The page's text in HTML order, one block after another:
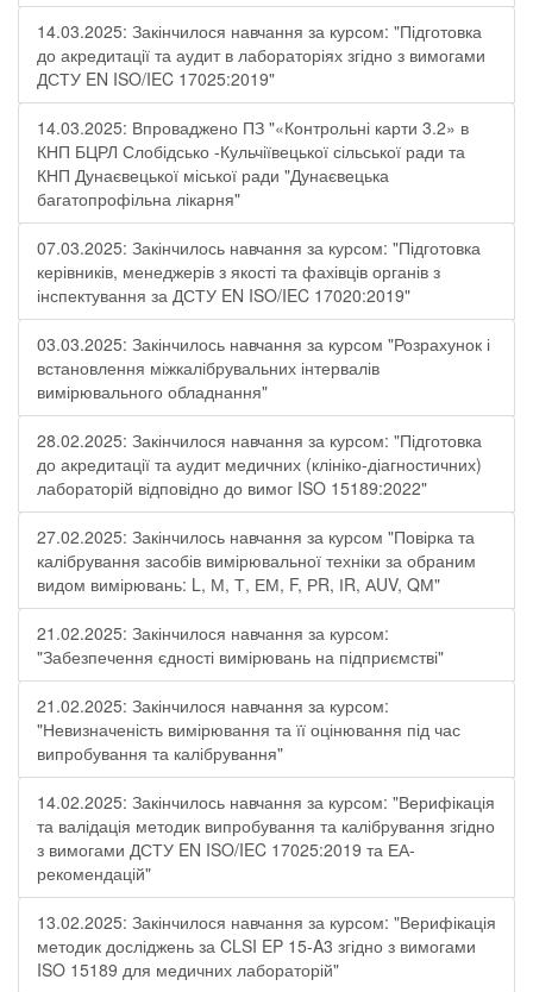
14.03.2025: Закінчилося навчання за курсом: "Підготовка
до акредитації та аудит в лабораторіях згідно з вимогами
ДСТУ EN ISO/IEC 17025:2019"
14.03.2025: Впроваджено ПЗ "«Контрольні карти 3.2» в
КНП БЦРЛ Слобідсько -Кульчіївецької сільської ради та
КНП Дунаєвецької міської ради "Дунаєвецька
багатопрофільна лікарня"
07.03.2025: Закінчилось навчання за курсом: "Підготовка
керівників, менеджерів з якості та фахівців органів з
інспектування за ДСТУ EN ISO/IEC 17020:2019"
03.03.2025: Закінчилось навчання за курсом "Розрахунок і
встановлення міжкалібрувальних інтервалів
вимірювального обладнання"
28.02.2025: Закінчилося навчання за курсом: "Підготовка
до акредитації та аудит медичних (клініко-діагностичних)
лабораторій відповідно до вимог ISO 15189:2022"
27.02.2025: Закінчилось навчання за курсом "Повірка та
калібрування засобів вимірювальної техніки за обраним
видом вимірювань: L, М, Т, ЕМ, F, РR, ІR, АUV, QМ"
21.02.2025: Закінчилося навчання за курсом:
"Забезпечення єдності вимірювань на підприємстві"
21.02.2025: Закінчилося навчання за курсом:
"Невизначеність вимірювання та її оцінювання під час
випробування та калібрування"
14.02.2025: Закінчилось навчання за курсом: "Верифікація
та валідація методик випробування та калібрування згідно
з вимогами ДСТУ EN ISO/IEC 17025:2019 та ЕА-
рекомендацій"
13.02.2025: Закінчилося навчання за курсом: "Верифікація
методик досліджень за CLSI EP 15-A3 згідно з вимогами
ISO 15189 для медичних лабораторій"